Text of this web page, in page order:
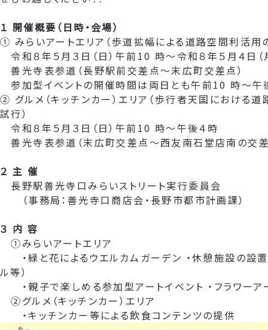
１ 開催概要（日時・会場）
① みらいアートエリア（歩道拡幅による道路空間利活用
令和８年５月３日（日）午前10 時～令和８年５月４日（
善光寺表参道（長野駅前交差点～末広町交差点）
参加型イベントの開催時間は両日とも午前10 時～午
② グルメ（キッチンカー）エリア（歩行者天国における
試行）
令和８年５月３日（日）午前10 時～午後４時
善光寺表参道（末広町交差点～西友南石堂店南の交
２ 主 催
長野駅善光寺口みらいストリート実行委員会
（事務局：善光寺口商店会・長野市都市計画課）
３ 内 容
①みらいアートエリア
・緑と花によるウエルカムガーデン ・休憩施設の設置
ル等）
・親子で楽しめる参加型アートイベント ・フラワーア
②グルメ（キッチンカー）エリア
・キッチンカー等による飲食コンテンツの提供